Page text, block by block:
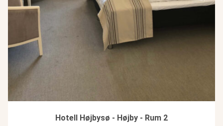
Hotell Højbysø - Højby - Rum 2